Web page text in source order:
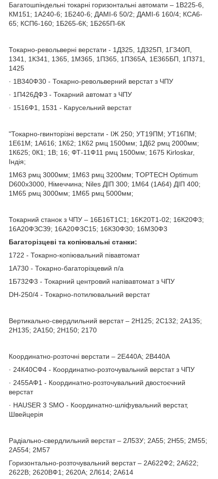
Багатошпіндельні токарні горизонтальні автомати – 1В225-6,
КМ151; 1А240-6; 1Б240-6; ДАМІ-6 50/2; ДАМІ-6 160/4; КСА6-
65; КСП6-160; 1Б265-6К; 1Б265П-6К
Токарно-револьверні верстати - 1Д325, 1Д325П, 1Г340П,
1341, 1К341, 1365, 1М365, 1П365, 1П365А, 1Е365БП, 1П371,
1425
· 1В340Ф30 - Токарно-револьверний верстат з ЧПУ
· 1П426ДФЗ - Токарний автомат з ЧПУ
· 1516Ф1, 1531 - Карусельний верстат
"Токарно-гвинторізні верстати - ІЖ 250; УТ19ПМ; УТ16ПМ;
1Е61М; 1А616; 1К62; 1К62 рмц 1500мм; 1Д62 рмц 2000мм;
1К625; 0К1; 1В; 16; ФТ-11Ф11 рмц 1500мм; 1675 Kirloskar,
Індія;
1М63 рмц 3000мм; 1М63 рмц 3200мм; TOPTECH Optimum
D600х3000, Німеччина; Niles ДІП 300; 1М64 (1А64) ДІП 400;
1М65 рмц 3000мм; 1М65 рмц 5000мм;
Токарний станок з ЧПУ – 16Б16Т1C1; 16K20T1-02; 16К20Ф3;
16А20ФЗСЗ9; 16А20Ф3С15; 16К30Ф30; 16М30Ф3
Багаторізцеві та копіювальні станки:
1722 - Токарно-копіювальний півавтомат
1А730 - Токарно-багаторізцевий п/а
1Б732Ф3 - Токарний центровий напівавтомат з ЧПУ
DH-250/4 - Токарно-потилювальний верстат
Вертикально-свердлильний верстат – 2Н125; 2С132; 2А135;
2Н135; 2А150; 2Н150; 2170
Координатно-розточні верстати – 2Е440А; 2В440А
· 24К40СФ4 - Координатно-розточувальний верстат з ЧПУ
· 2455АФ1 - Координатно-розточувальний двостоєчний
верстат
· HAUSER 3 SMO - Координатно-шліфувальний верстат,
Швейцерія
Радіально-свердлильний верстат – 2Л53У; 2А55; 2Н55; 2М55;
2А554; 2М57
Горизонтально-розточувальний верстат – 2А622Ф2; 2А622;
2622В; 2620ВФ1; 2620А; 2Л614; 2А614